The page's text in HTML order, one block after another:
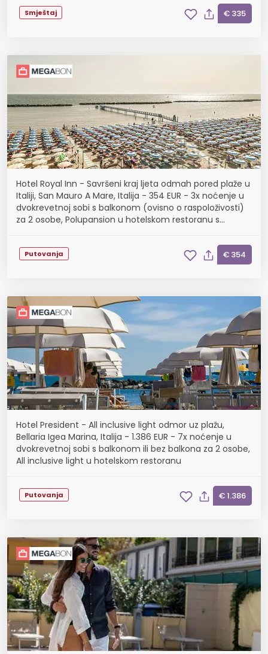
Smještaj € 335
Hotel Royal Inn - Savršeni kraj ljeta odmah pored plaže u
Italiji, San Mauro A Mare, Italija - 354 EUR - 3x noćenje u
dvokrevetnoj sobi s balkonom (ovisno o raspoloživosti)
za 2 osobe, Polupansion u hotelskom restoranu s
Putovanja € 354
Hotel President - All inclusive light odmor uz plažu,
Bellaria Igea Marina, Italija - 1.386 EUR - 7x noćenje u
dvokrevetnoj sobi s balkonom ili bez balkona za 2 osobe,
All inclusive light u hotelskom restoranu
Putovanja € 1.386